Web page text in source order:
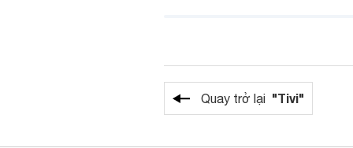
Quay trở lại "Tivi"